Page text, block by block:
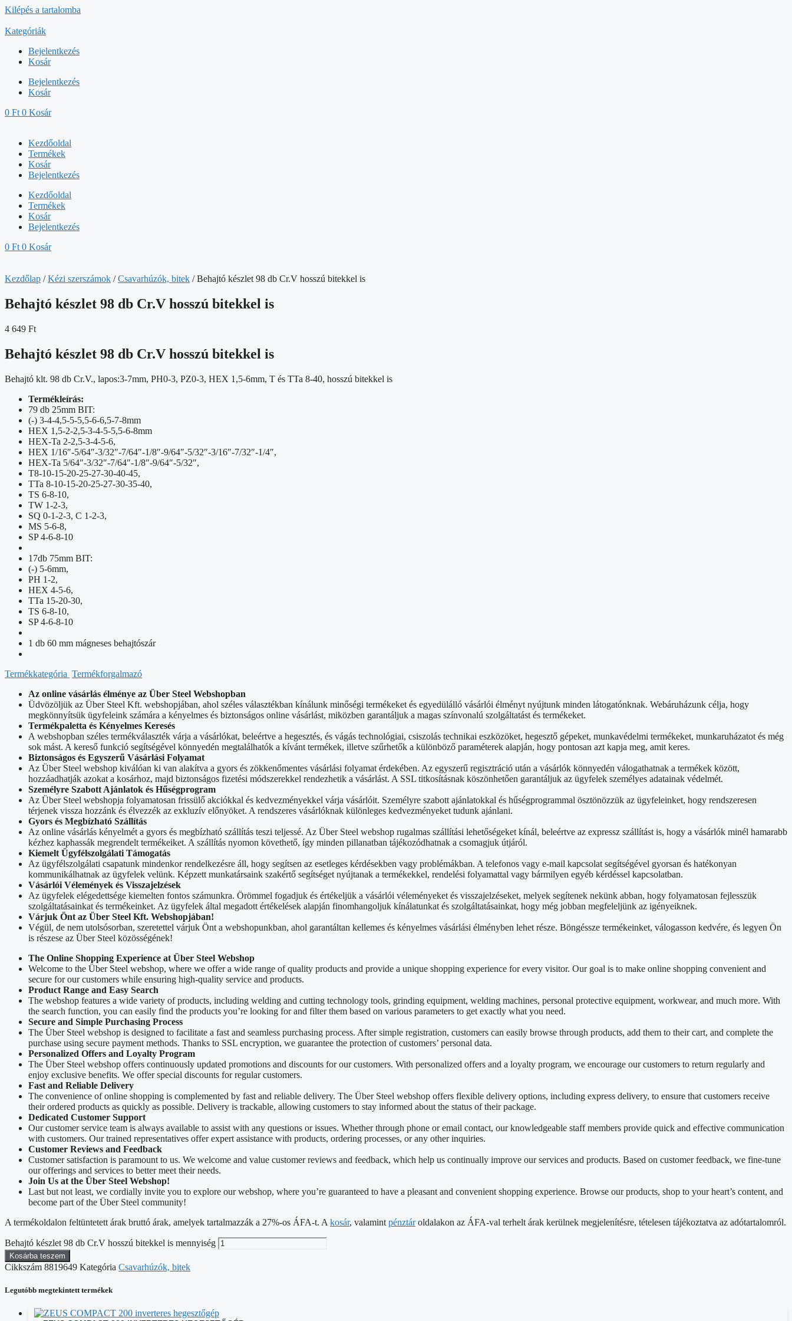
Kilépés a tartalomba
Kategóriák
Bejelentkezés
Kosár
Bejelentkezés
Kosár
0 Ft 0 Kosár
Kezdőoldal
Termékek
Kosár
Bejelentkezés
Kezdőoldal
Termékek
Kosár
Bejelentkezés
0 Ft 0 Kosár
Kezdőlap /Kézi szerszámok /Csavarhúzók, bitek / Behajtó készlet 98 db Cr.V hosszú bitekkel is
Behajtó készlet 98 db Cr.V hosszú bitekkel is
4 649 Ft
Behajtó készlet 98 db Cr.V hosszú bitekkel is
Behajtó klt. 98 db Cr.V., lapos:3-7mm, PH0-3, PZ0-3, HEX 1,5-6mm, T és TTa 8-40, hosszú bitekkel is
Termékleírás:
79 db 25mm BIT:
(-) 3-4-4,5-5-5,5-6-6,5-7-8mm
HEX 1,5-2-2,5-3-4-5-5,5-6-8mm
HEX-Ta 2-2,5-3-4-5-6,
HEX 1/16″-5/64″-3/32″-7/64″-1/8″-9/64″-5/32″-3/16″-7/32″-1/4″,
HEX-Ta 5/64″-3/32″-7/64″-1/8″-9/64″-5/32″,
T8-10-15-20-25-27-30-40-45,
TTa 8-10-15-20-25-27-30-35-40,
TS 6-8-10,
TW 1-2-3,
SQ 0-1-2-3, C 1-2-3,
MS 5-6-8,
SP 4-6-8-10
17db 75mm BIT:
(-) 5-6mm,
PH 1-2,
HEX 4-5-6,
TTa 15-20-30,
TS 6-8-10,
SP 4-6-8-10
1 db 60 mm mágneses behajtószár
Termékkategória Termékforgalmazó
Az online vásárlás élménye az Über Steel Webshopban
Üdvözöljük az Über Steel Kft. webshopjában, ahol széles választékban kínálunk minőségi termékeket és egyedülálló vásárlói élményt nyújtunk minden látogatónknak. Webáruházunk célja, hogy
megkönnyítsük ügyfeleink számára a kényelmes és biztonságos online vásárlást, miközben garantáljuk a magas színvonalú szolgáltatást és termékeket.
Termékpaletta és Kényelmes Keresés
A webshopban széles termékválaszték várja a vásárlókat, beleértve a hegesztés, és vágás technológiai, csiszolás technikai eszközöket, hegesztő gépeket, munkavédelmi termékeket, munkaruházatot és még
sok mást. A kereső funkció segítségével könnyedén megtalálhatók a kívánt termékek, illetve szűrhetők a különböző paraméterek alapján, hogy pontosan azt kapja meg, amit keres.
Biztonságos és Egyszerű Vásárlási Folyamat
Az Über Steel webshop kiválóan ki van alakítva a gyors és zökkenőmentes vásárlási folyamat érdekében. Az egyszerű regisztráció után a vásárlók könnyedén válogathatnak a termékek között,
hozzáadhatják azokat a kosárhoz, majd biztonságos fizetési módszerekkel rendezhetik a vásárlást. A SSL titkosításnak köszönhetően garantáljuk az ügyfelek személyes adatainak védelmét.
Személyre Szabott Ajánlatok és Hűségprogram
Az Über Steel webshopja folyamatosan frissülő akciókkal és kedvezményekkel várja vásárlóit. Személyre szabott ajánlatokkal és hűségprogrammal ösztönözzük az ügyfeleinket, hogy rendszeresen
térjenek vissza hozzánk és élvezzék az exkluzív előnyöket. A rendszeres vásárlóknak különleges kedvezményeket tudunk ajánlani.
Gyors és Megbízható Szállítás
Az online vásárlás kényelmét a gyors és megbízható szállítás teszi teljessé. Az Über Steel webshop rugalmas szállítási lehetőségeket kínál, beleértve az expressz szállítást is, hogy a vásárlók minél hamarabb
kézhez kaphassák megrendelt termékeiket. A szállítás nyomon követhető, így minden pillanatban tájékozódhatnak a csomagjuk útjáról.
Kiemelt Ügyfélszolgálati Támogatás
Az ügyfélszolgálati csapatunk mindenkor rendelkezésre áll, hogy segítsen az esetleges kérdésekben vagy problémákban. A telefonos vagy e-mail kapcsolat segítségével gyorsan és hatékonyan
kommunikálhatnak az ügyfelek velünk. Képzett munkatársaink szakértő segítséget nyújtanak a termékekkel, rendelési folyamattal vagy bármilyen egyéb kérdéssel kapcsolatban.
Vásárlói Vélemények és Visszajelzések
Az ügyfelek elégedettsége kiemelten fontos számunkra. Örömmel fogadjuk és értékeljük a vásárlói véleményeket és visszajelzéseket, melyek segítenek nekünk abban, hogy folyamatosan fejlesszük
szolgáltatásainkat és termékeinket. Az ügyfelek által megadott értékelések alapján finomhangoljuk kínálatunkat és szolgáltatásainkat, hogy még jobban megfeleljünk az igényeiknek.
Várjuk Önt az Über Steel Kft. Webshopjában!
Végül, de nem utolsósorban, szeretettel várjuk Önt a webshopunkban, ahol garantáltan kellemes és kényelmes vásárlási élményben lehet része. Böngéssze termékeinket, válogasson kedvére, és legyen Ön
is részese az Über Steel közösségének!
The Online Shopping Experience at Über Steel Webshop
Welcome to the Über Steel webshop, where we offer a wide range of quality products and provide a unique shopping experience for every visitor. Our goal is to make online shopping convenient and
secure for our customers while ensuring high-quality service and products.
Product Range and Easy Search
The webshop features a wide variety of products, including welding and cutting technology tools, grinding equipment, welding machines, personal protective equipment, workwear, and much more. With
the search function, you can easily find the products you’re looking for and filter them based on various parameters to get exactly what you need.
Secure and Simple Purchasing Process
The Über Steel webshop is designed to facilitate a fast and seamless purchasing process. After simple registration, customers can easily browse through products, add them to their cart, and complete the
purchase using secure payment methods. Thanks to SSL encryption, we guarantee the protection of customers’ personal data.
Personalized Offers and Loyalty Program
The Über Steel webshop offers continuously updated promotions and discounts for our customers. With personalized offers and a loyalty program, we encourage our customers to return regularly and
enjoy exclusive benefits. We offer special discounts for regular customers.
Fast and Reliable Delivery
The convenience of online shopping is complemented by fast and reliable delivery. The Über Steel webshop offers flexible delivery options, including express delivery, to ensure that customers receive
their ordered products as quickly as possible. Delivery is trackable, allowing customers to stay informed about the status of their package.
Dedicated Customer Support
Our customer service team is always available to assist with any questions or issues. Whether through phone or email contact, our knowledgeable staff members provide quick and effective communication
with customers. Our trained representatives offer expert assistance with products, ordering processes, or any other inquiries.
Customer Reviews and Feedback
Customer satisfaction is paramount to us. We welcome and value customer reviews and feedback, which help us continually improve our services and products. Based on customer feedback, we fine-tune
our offerings and services to better meet their needs.
Join Us at the Über Steel Webshop!
Last but not least, we cordially invite you to explore our webshop, where you’re guaranteed to have a pleasant and convenient shopping experience. Browse our products, shop to your heart’s content, and
become part of the Über Steel community!
A termékoldalon feltüntetett árak bruttó árak, amelyek tartalmazzák a 27%-os ÁFA-t. A kosár, valamint pénztároldalakon az ÁFA-val terhelt árak kerülnek megjelenítésre, tételesen tájékoztatva az adótartalomról.
Behajtó készlet 98 db Cr.V hosszú bitekkel is mennyiség
Kosárba teszem
Cikkszám 8819649 Kategória Csavarhúzók, bitek
Legutóbb megtekintett termékek